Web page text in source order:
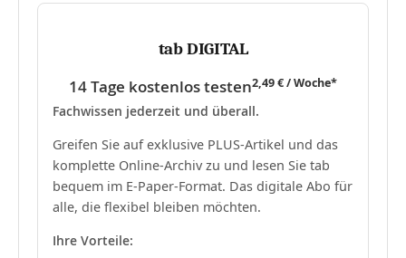
tab DIGITAL
14 Tage kostenlos testen2,49 € / Woche*
Fachwissen jederzeit und überall.
Greifen Sie auf exklusive PLUS-Artikel und das
komplette Online-Archiv zu und lesen Sie tab
bequem im E-Paper-Format. Das digitale Abo für
alle, die flexibel bleiben möchten.
Ihre Vorteile: